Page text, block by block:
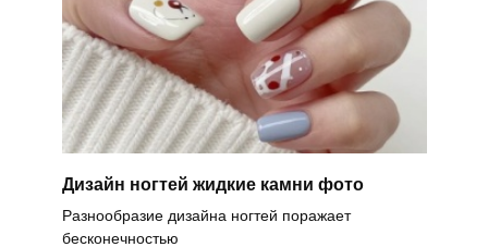
Дизайн ногтей жидкие камни фото
Разнообразие дизайна ногтей поражает
бесконечностью